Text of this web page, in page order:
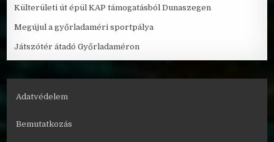
Külterületi út épül KAP támogatásból Dunaszegen
Megújul a győrladaméri sportpálya
Játszótér átadó Győrladaméron
Adatvédelem
Bemutatkozás